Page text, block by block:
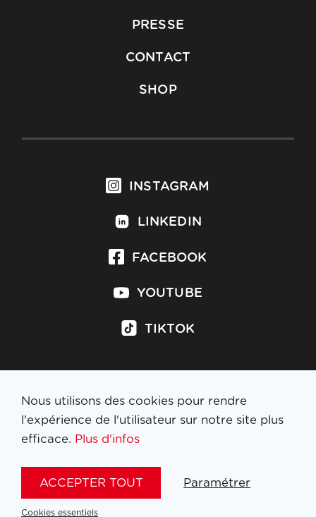
PRESSE
CONTACT
SHOP
INSTAGRAM
LINKEDIN
FACEBOOK
YOUTUBE
TIKTOK
S'inscrire à la newsletter
Nous utilisons des cookies pour rendre
l'expérience de l'utilisateur sur notre site plus
efficace. Plus d'infos
ACCEPTER TOUT Paramétrer
Cookies essentiels